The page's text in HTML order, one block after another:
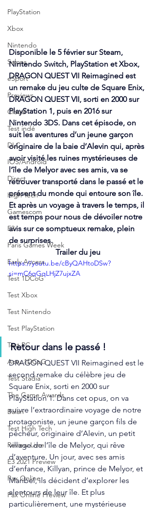
PlayStation
Xbox
Nintendo
Salons
eSport
Previews
Cloud
Test indé
DLC
IOS/Android
Direct
High Tech
Gamescom
E3
Paris Games Week
Early Access
Test 1DCoG
Test Xbox
Test Nintendo
Test PlayStation
Test PC
Actu 1DCoG
Test Stadia
The Game Awards
Balan
Test High Tech
Review Livre
E3 2021 Preview
Pax Online
Pax Online Preview
Disponible le 5 février sur Steam,
Nintendo Switch, PlayStation et Xbox,
DRAGON QUEST VII Reimagined est
un remake du jeu culte de Square Enix,
DRAGON QUEST VII, sorti en 2000 sur
PlayStation 1, puis en 2016 sur
Nintendo 3DS. Dans cet épisode, on
suit les aventures d’un jeune garçon
originaire de la baie d’Alevin qui, après
avoir visité les ruines mystérieuses de
l’île de Melyor avec ses amis, va se
retrouver transporté dans le passé et le
présent du monde qui entoure son île.
Et après un voyage à travers le temps, il
est temps pour nous de dévoiler notre
avis sur ce somptueux remake, plein
de surprises.
Trailer du jeu
https://youtu.be/cByQAHtoDSw?
si=mC6qGqLHjZ7ujxZA
Retour dans le passé !
DRAGON QUEST VII Reimagined est le
second remake du célèbre jeu de
Square Enix, sorti en 2000 sur
PlayStation 1. Dans cet opus, on va
suivre l’extraordinaire voyage de notre
protagoniste, un jeune garçon fils de
pêcheur, originaire d’Alevin, un petit
village de l’île de Melyor, qui rêve
d’aventure. Un jour, avec ses amis
d’enfance, Killyan, prince de Melyor, et
Maribel, ils décident d’explorer les
alentours de leur île. Et plus
particulièrement, une mystérieuse